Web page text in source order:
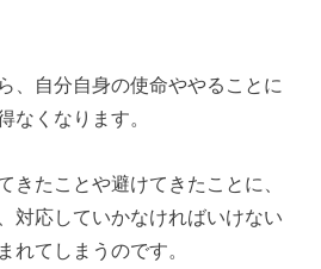
、自分自身の使命ややることに
なくなります。
きたことや避けてきたことに、
対応していかなければいけない
れてしまうのです。